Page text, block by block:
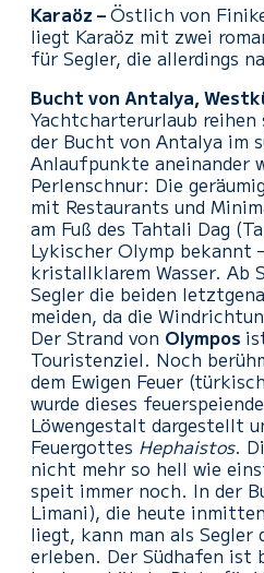
Karaöz –Östlich von
liegt Karaöz mit zwei
für Segler, die allerdings
Bucht von Antalya,
Yachtcharterurlaub reihen
der Bucht von Antalya im
Anlaufpunkte aneinander
Perlenschnur: Die
mit Restaurants und
am Fuß des Tahtali Dag
Lykischer Olymp bekannt
kristallklarem Wasser. Ab
Segler die beiden
meiden, da die
Der Strand von Olympos
Touristenziel. Noch
dem Ewigen Feuer
wurde dieses
Löwengestalt dargestellt
Feuergottes Hephaistos.
nicht mehr so hell wie
speit immer noch. In der
Limani), die heute
liegt, kann man als Segler
erleben. Der Südhafen ist